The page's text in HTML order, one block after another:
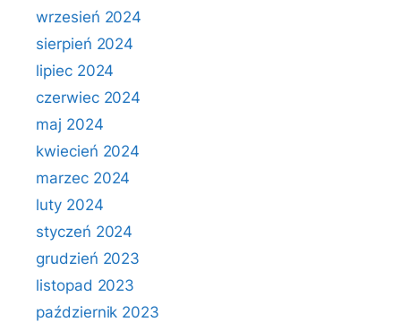
wrzesień 2024
sierpień 2024
lipiec 2024
czerwiec 2024
maj 2024
kwiecień 2024
marzec 2024
luty 2024
styczeń 2024
grudzień 2023
listopad 2023
październik 2023